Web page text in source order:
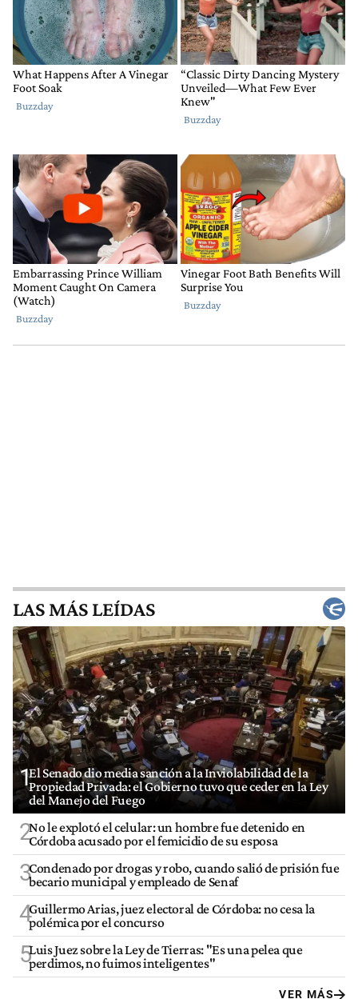
LAS MÁS LEÍDAS
1El Senado dio media sanción a la Inviolabilidad de la
Propiedad Privada: el Gobierno tuvo que ceder en la Ley
del Manejo del Fuego
2No le explotó el celular: un hombre fue detenido en
Córdoba acusado por el femicidio de su esposa
3Condenado por drogas y robo, cuando salió de prisión fue
becario municipal y empleado de Senaf
4Guillermo Arias, juez electoral de Córdoba: no cesa la
polémica por el concurso
5Luis Juez sobre la Ley de Tierras: "Es una pelea que
perdimos, no fuimos inteligentes"
VER MÁS